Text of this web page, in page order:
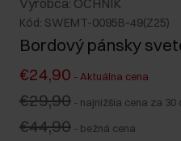
Výrobca: OCHNIK
Kód: SWEMT-0095B-49(Z25)
Bordový pánsky
€24,90 - Aktuálna cena
€29,90 - najnižšia cena za 30
€44,90 - bežná cena